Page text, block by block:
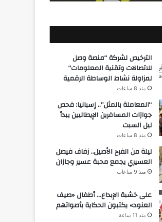
الترخيص لشركة “منصة وصل
للاتصالات وتقنية المعلومات”
لمزاولة نشاط الوساطة الرقمية
منذ 8 ساعات
“المعاملة بالمثل”.. إسبانيا: فحص
جوازات المسافرين الإيطاليين يبدأ
ليل السبت
منذ 8 ساعات
ليلة من الفرح الأصيل.. زفاف فيصل
العسيري يجمع محبة عسير وجازان
منذ 9 ساعات
على خشبة الإبداع… أطفال «صيف
العنود» يكتبون الحكاية بأصواتهم
منذ 11 ساعة